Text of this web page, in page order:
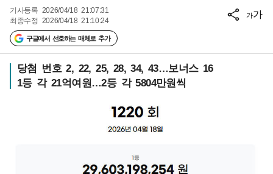
기사등록 2026/04/18 21:07:31
최종수정 2026/04/18 21:10:24
구글에서 선호하는 매체로 추가
가가
당첨 번호 2, 22, 25, 28, 34, 43…보너스 16
1등 각 21억여원…2등 각 5804만원씩